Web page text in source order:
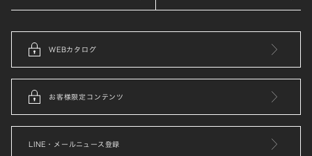
WEBカタログ
お客様限定コンテンツ
LINE・メールニュース登録